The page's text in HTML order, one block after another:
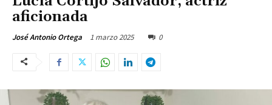
aficionada
José Antonio Ortega 1 marzo 2025 0